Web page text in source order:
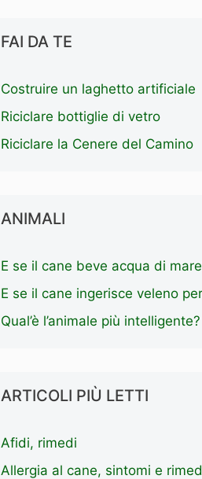
FAI DA TE
Costruire un laghetto artificiale
Riciclare bottiglie di vetro
Riciclare la Cenere del Camino
ANIMALI
E se il cane beve acqua di
E se il cane ingerisce veleno
Qual’è l’animale più intelligente?
ARTICOLI PIÙ LETTI
Afidi, rimedi
Allergia al cane, sintomi e